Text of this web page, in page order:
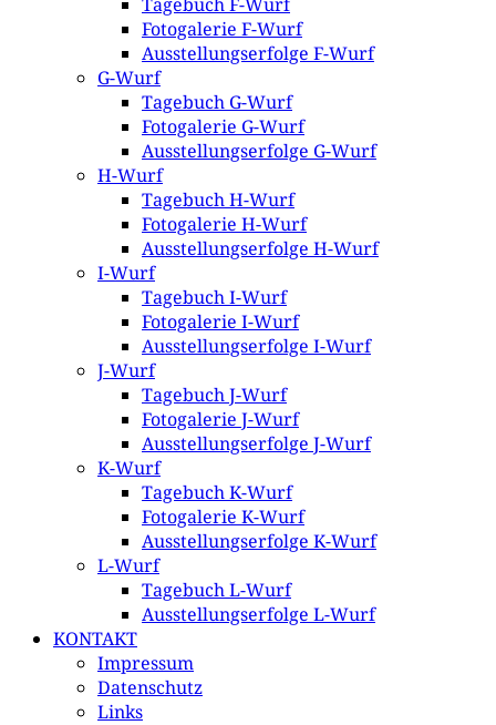
Fotogalerie F-Wurf
Ausstellungserfolge F-Wurf
G-Wurf
Tagebuch G-Wurf
Fotogalerie G-Wurf
Ausstellungserfolge G-Wurf
H-Wurf
Tagebuch H-Wurf
Fotogalerie H-Wurf
Ausstellungserfolge H-Wurf
I-Wurf
Tagebuch I-Wurf
Fotogalerie I-Wurf
Ausstellungserfolge I-Wurf
J-Wurf
Tagebuch J-Wurf
Fotogalerie J-Wurf
Ausstellungserfolge J-Wurf
K-Wurf
Tagebuch K-Wurf
Fotogalerie K-Wurf
Ausstellungserfolge K-Wurf
L-Wurf
Tagebuch L-Wurf
Ausstellungserfolge L-Wurf
KONTAKT
Impressum
Datenschutz
Links